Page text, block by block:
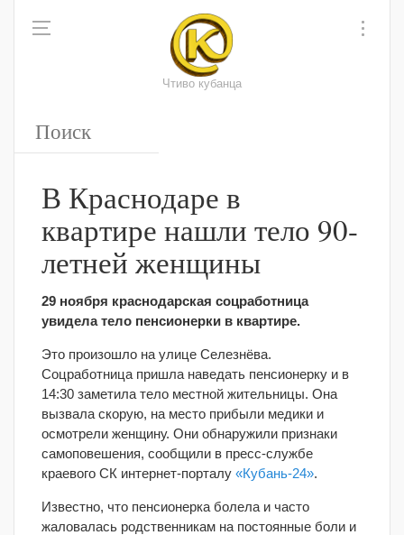
Чтиво кубанца
В Краснодаре в
квартире нашли тело 90-
летней женщины
29 ноября краснодарская соцработница
увидела тело пенсионерки в квартире.
Это произошло на улице Селезнёва.
Соцработница пришла наведать пенсионерку и в
14:30 заметила тело местной жительницы. Она
вызвала скорую, на место прибыли медики и
осмотрели женщину. Они обнаружили признаки
самоповешения, сообщили в пресс-службе
краевого СК интернет-порталу «Кубань-24».
Известно, что пенсионерка болела и часто
жаловалась родственникам на постоянные боли и